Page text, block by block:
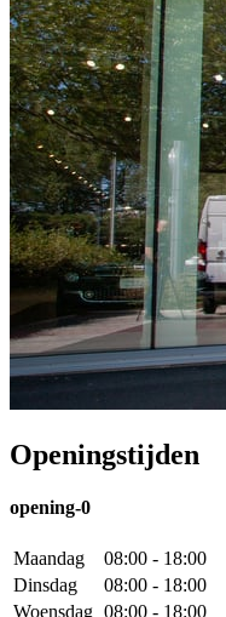
Openingstijden
opening-0
Maandag
08:00 - 18:00
Dinsdag
08:00 - 18:00
Woensdag 08:00 - 18:00